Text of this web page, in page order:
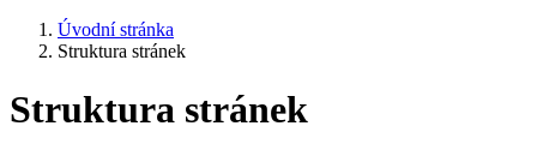
Úvodní stránka
Struktura stránek
Struktura stránek